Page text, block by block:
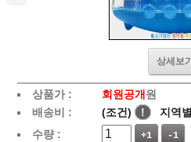
상세보기
상품가 : 회원공개 원
배송비 :
(조건) ! 지역별
수량 :
+1 -1